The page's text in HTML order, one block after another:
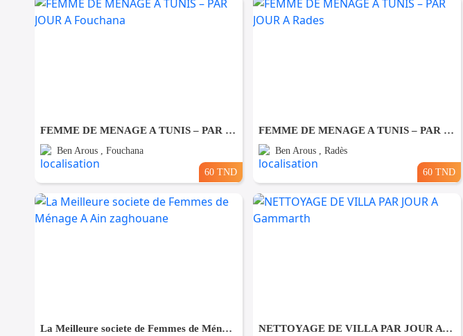
FEMME DE MENAGE A TUNIS – PAR JOUR A Fouchana
Ben Arous , Fouchana
60 TND
FEMME DE MENAGE A TUNIS – PAR JOUR A Rades
Ben Arous , Radès
60 TND
La Meilleure societe de Femmes de Ménage A Ain zaghouane NETTOYAGE DE VILLA PAR JOUR A Gammarth